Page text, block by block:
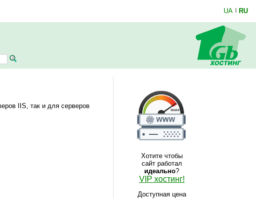
UA | RU
IIS, так и для серверов
Хотите чтобы
сайт работал
идеально?
VIP хостинг!
Доступная цена